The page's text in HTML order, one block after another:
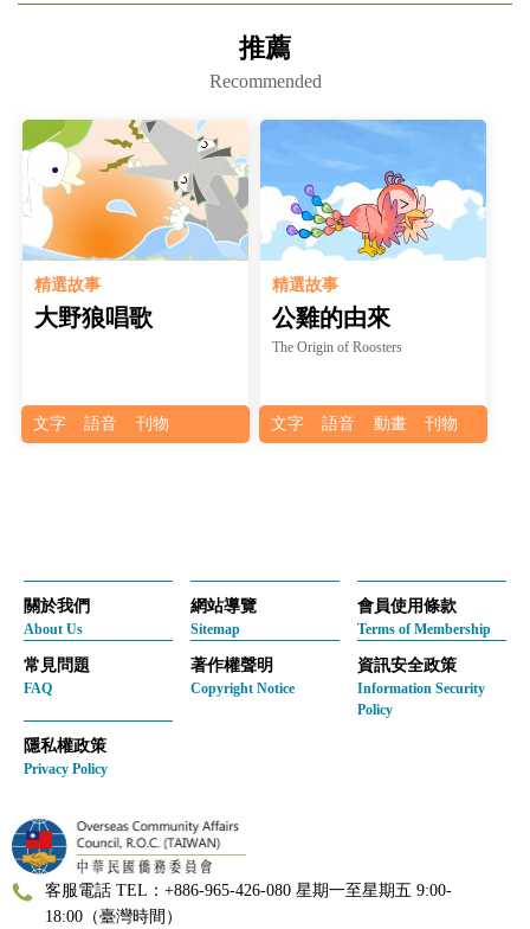
推薦
Recommended
精選故事
大野狼唱歌
文字 語音 刊物
精選故事
公雞的由來
The Origin of Roosters
文字 語音 動畫 刊物
關於我們
About Us
網站導覽
Sitemap
會員使用條款
Terms of Membership
常見問題
FAQ
著作權聲明
Copyright Notice
資訊安全政策
Information Security
Policy
隱私權政策
Privacy Policy
客服電話 TEL：+886-965-426-080 星期一至星期五 9:00-
18:00（臺灣時間）